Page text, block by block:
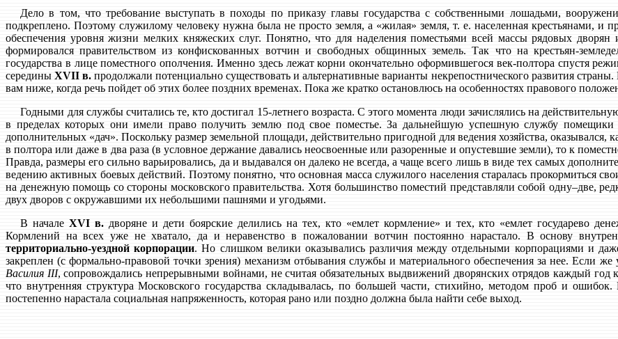
Дело в том, что требование выступать в походы по приказу главы государства с собственными лошадьми,
подкреплено. Поэтому служилому человеку нужна была не просто земля, а «жилая» земля, т. е. населенная крестьянами, и
обеспечения уровня жизни мелких княжеских слуг. Понятно, что для наделения поместьями всей массы рядовых
формировался правительством из конфискованных вотчин и свободных общинных земель. Так что на крестьян-
государства в лице поместного ополчения. Именно здесь лежат корни окончательно оформившегося век-полтора спустя
серединыXVII в. продолжали потенциально существовать и альтернативные варианты некрепостнического развития
вам ниже, когда речь пойдет об этих более поздних временах. Пока же кратко остановлюсь на особенностях правового
Годными для службы считались те, кто достигал 15-летнего возраста. С этого момента люди зачислялись на
в пределах которых они имели право получить землю под свое поместье. За дальнейшую успешную службу
дополнительных «дач». Поскольку размер земельной площади, действительно пригодной для ведения хозяйства,
в полтора или даже в два раза (в условное держание давались неосвоенные или разоренные и опустевшие земли), то к
Правда, размеры его сильно варьировались, да и выдавался он далеко не всегда, а чаще всего лишь в виде тех самых
ведению активных боевых действий. Поэтому понятно, что основная масса служилого населения старалась прокормиться
на денежную помощь со стороны московского правительства. Хотя большинство поместий представляли собой одну–две,
двух дворов с окружавшими их небольшими пашнями и угодьями.
В началеXVI в. дворяне и дети боярские делились на тех, кто «емлет кормление» и тех, кто «емлет государево
Кормлений на всех уже не хватало, да и неравенство в пожаловании вотчин постоянно нарастало. В основу
территориально-уездной корпорации. Но слишком велики оказывались различия между отдельными корпорациями и
закреплен (с формально-правовой точки зрения) механизм отбывания службы и материального обеспечения за нее. Если же
Василия III, сопровождались непрерывными войнами, не считая обязательных выдвижений дворянских отрядов каждый
что внутренняя структура Московского государства складывалась, по большей части, стихийно, методом проб и
постепенно нарастала социальная напряженность, которая рано или поздно должна была найти себе выход.